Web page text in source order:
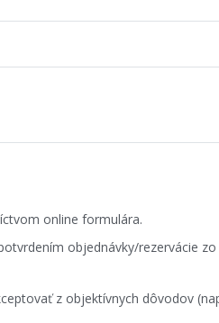
online formulára.
objednávky/rezervácie
z objektívnych dôvodov